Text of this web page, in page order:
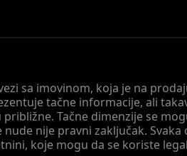
sa imovinom, koja je na
tačne informacije, ali
približne. Tačne dimenzije se
nude nije pravni zaključak.
koje mogu da se koriste